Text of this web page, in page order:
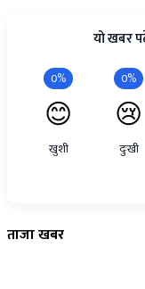
यो खबर
0%
😊
खुशी
0%
😢
दुःखी
ताजाखबर